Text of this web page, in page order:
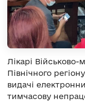
Лікарі Військово-
Північного
видачі
тимчасову